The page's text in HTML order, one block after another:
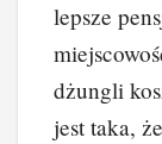
lepsze
dżungli
jest taka,